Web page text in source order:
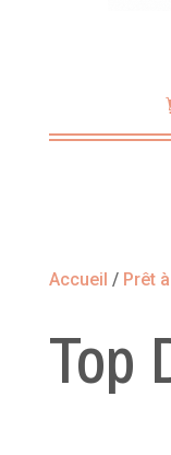
Accueil / Prêt
Top